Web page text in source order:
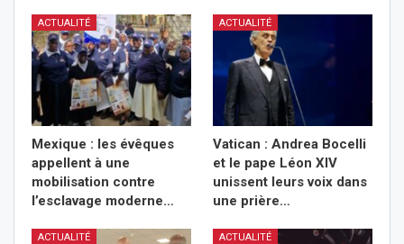
ACTUALITÉ
Mexique : les évêques
appellent à une
mobilisation contre
l’esclavage moderne…
ACTUALITÉ
Vatican : Andrea Bocelli
et le pape Léon XIV
unissent leurs voix dans
une prière…
ACTUALITÉ ACTUALITÉ